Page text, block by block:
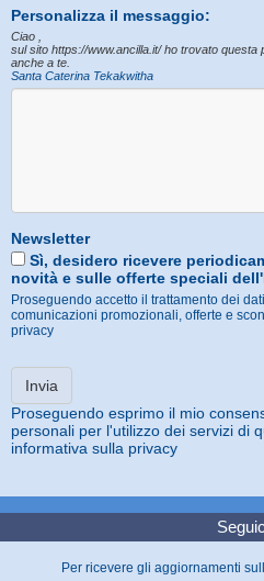
Personalizza il messaggio:
Ciao ,
sul sito https://www.ancilla.it/ ho trovato
anche a te.
Santa Caterina Tekakwitha
Newsletter
Sì, desidero ricevere
novità e sulle offerte speciali
Proseguendo accetto il trattamento dei
comunicazioni promozionali, offerte e
privacy
Proseguendo esprimo il mio
personali per l'utilizzo dei servizi di
informativa sulla privacy
Per ricevere gli aggiornamenti